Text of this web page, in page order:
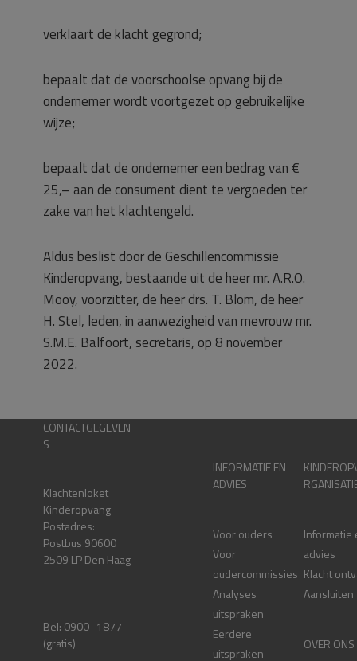
verklaart de klacht gegrond;
bepaalt dat de voorschoolse opvang bij de
ondernemer wordt voortgezet op gebruikelijke
wijze;
bepaalt dat de ondernemer een bedrag van €
25,– aan de consument dient te vergoeden ter
zake van het klachtengeld.
Aldus beslist door de Geschillencommissie
Kinderopvang, bestaande uit de heer mr. A.R.O.
Mooy, voorzitter, de heer drs. T. Blom, de heer
H. Stel, leden, in aanwezigheid van mevrouw mr.
S.M.E. Balfoort, secretaris, op 8 november
2022.
CONTACTGEGEVEN
S
Klachtenloket
Kinderopvang
Postadres:
Postbus 90600
2509 LP Den Haag
Bel: 0900 -1877
(gratis)
INFORMATIE EN
ADVIES
Voor ouders
Voor
oudercommissies
Analyses
uitspraken
Eerdere
uitspraken
Informatie
advies
Klacht
Aansluiten
OVER ONS